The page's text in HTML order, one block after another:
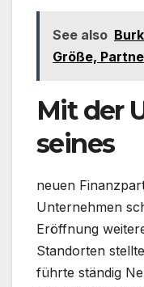
See also
Größe,
Mit der
seines
neuen
Unternehmen
Eröffnung
Standorten
führte ständig